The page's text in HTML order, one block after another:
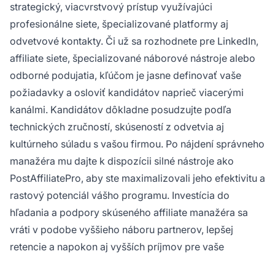
strategický, viacvrstvový prístup využívajúci
profesionálne siete, špecializované platformy aj
odvetvové kontakty. Či už sa rozhodnete pre LinkedIn,
affiliate siete, špecializované náborové nástroje alebo
odborné podujatia, kľúčom je jasne definovať vaše
požiadavky a osloviť kandidátov naprieč viacerými
kanálmi. Kandidátov dôkladne posudzujte podľa
technických zručností, skúseností z odvetvia aj
kultúrneho súladu s vašou firmou. Po nájdení správneho
manažéra mu dajte k dispozícii silné nástroje ako
PostAffiliatePro, aby ste maximalizovali jeho efektivitu a
rastový potenciál vášho programu. Investícia do
hľadania a podpory skúseného affiliate manažéra sa
vráti v podobe vyššieho náboru partnerov, lepšej
retencie a napokon aj vyšších príjmov pre vaše